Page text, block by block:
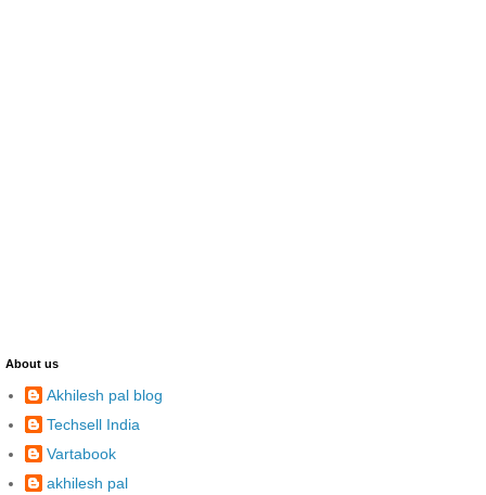
About us
Akhilesh pal blog
Techsell India
Vartabook
akhilesh pal